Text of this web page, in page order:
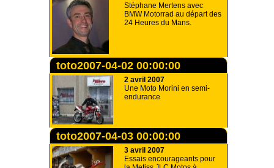
Stéphane Mertens avec
BMW Motorrad au départ des
24 Heures du Mans.
toto2007-04-02 00:00:00
2 avril 2007
Une Moto Morini en semi-
endurance
toto2007-04-03 00:00:00
3 avril 2007
Essais encourageants pour